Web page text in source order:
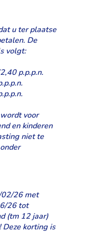
u ter plaatse
De
volgt:
p.p.p.n.
voor
en kinderen
niet te
02/26 met
26 tot
(tm 12 jaar)
korting is